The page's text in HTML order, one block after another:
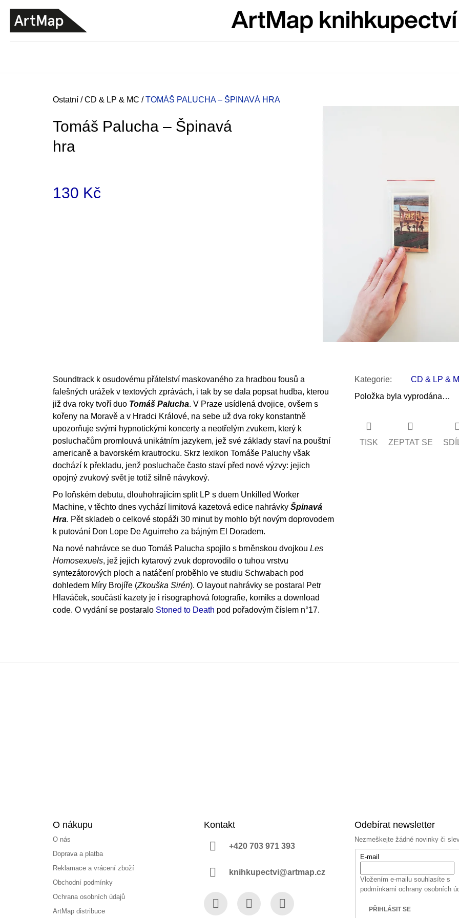
Domů
Ostatní / CD & LP & MC / TOMÁŠ PALUCHA – ŠPINAVÁ HRA
Tomáš Palucha – Špinavá
hra
130 Kč
Soundtrack k osudovému přátelství maskovaného za hradbou fousů a
falešných urážek v textových zprávách, i tak by se dala popsat hudba, kterou
již dva roky tvoří duo Tomáš Palucha. V Praze usídlená dvojice, ovšem s
kořeny na Moravě a v Hradci Králové, na sebe už dva roky konstantně
upozorňuje svými hypnotickými koncerty a neotřelým zvukem, který k
posluchačům promlouvá unikátním jazykem, jež své základy staví na pouštní
americaně a bavorském krautrocku. Skrz lexikon Tomáše Paluchy však
dochází k překladu, jenž posluchače často staví před nové výzvy: jejich
opojný zvukový svět je totiž silně návykový.
Po loňském debutu, dlouhohrajícím split LP s duem Unkilled Worker
Machine, v těchto dnes vychází limitová kazetová edice nahrávky Špinavá
Hra. Pět skladeb o celkové stopáži 30 minut by mohlo být novým doprovodem
k putování Don Lope De Aguirreho za bájným El Doradem.
Na nové nahrávce se duo Tomáš Palucha spojilo s brněnskou dvojkou Les
Homosexuels, jež jejich kytarový zvuk doprovodilo o tuhou vrstvu
syntezátorových ploch a natáčení proběhlo ve studiu Schwabach pod
dohledem Míry Brojíře (Zkouška Sirén). O layout nahrávky se postaral Petr
Hlaváček, součástí kazety je i risographová fotografie, komiks a download
code. O vydání se postaralo Stoned to Death pod pořadovým číslem n°17.
Kategorie:
CD & LP &
Položka byla vyprodána…
TISK ZEPTAT SE
ZPĚT
DO
OBCHODU
ZPĚT
DO
OBCHODU
VÝVAR
NEJEN
300 Kč
Původně:
O nákupu
O nás
Doprava a platba
Reklamace a vrácení zboží
Obchodní podmínky
Ochrana osobních údajů
ArtMap distribuce
Kontakt
+420 703 971 393
knihkupectvi@artmap.cz
Odebírat newsletter
Nezmeškejte žádné novinky či
E-mail
Vložením e-mailu souhlasíte s
podmínkami ochrany osobních
PŘIHLÁSIT SE